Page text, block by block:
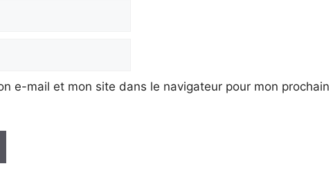
e-mail et mon site dans le navigateur pour mon prochain